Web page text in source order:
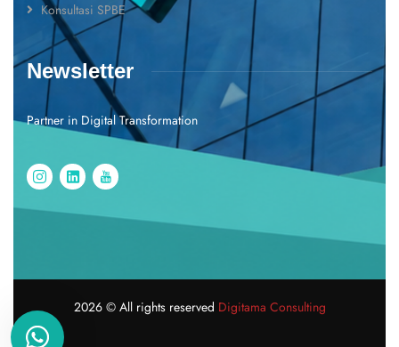
Konsultasi SPBE
Newsletter
Partner in Digital Transformation
2026© All rights reserved Digitama Consulting